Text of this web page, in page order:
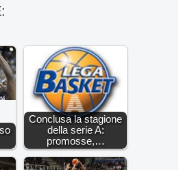
Conclusa la stagione
della serie A:
promosse,…